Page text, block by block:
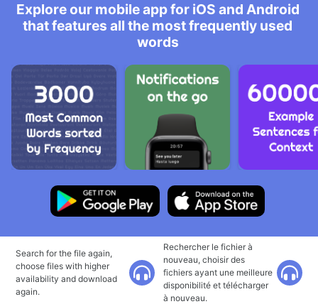
Explore our mobile app for iOS and Android
that features all the most frequently used
words
Search for the file again,
choose files with higher
availability and download
again.
Rechercher le fichier à
nouveau, choisir des
fichiers ayant une meilleure
disponibilité et télécharger
à nouveau.